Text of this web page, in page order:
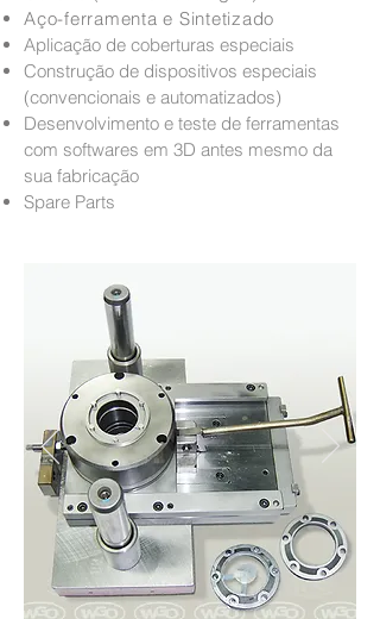
Aço-ferramenta e Sintetizado
Aplicação de coberturas especiais
Construção de dispositivos especiais
(convencionais e automatizados)
Desenvolvimento e teste de ferramentas
com softwares em 3D antes mesmo da
sua fabricação
Spare Parts